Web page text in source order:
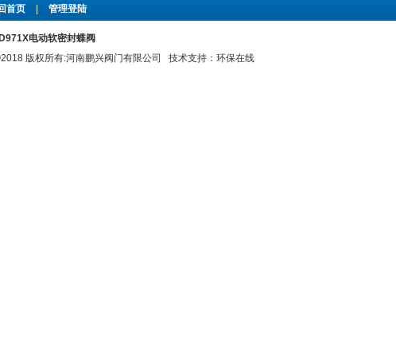
首页 管理登陆
电动软密封蝶阀
版权所有:河南鹏兴阀门有限公司 技术支持： 环保在线